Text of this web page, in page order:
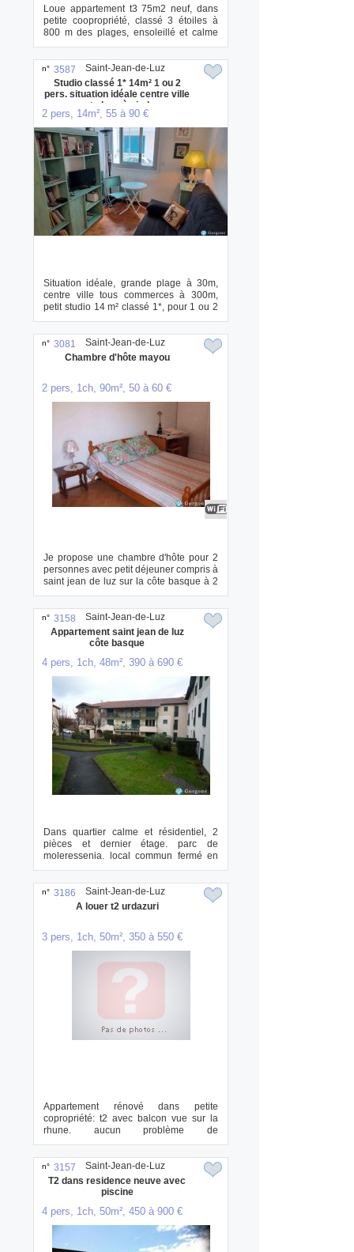
Loue appartement t3 75m2 neuf, dans
petite coopropriété, classé 3 étoiles à
800 m des plages, ensoleillé et calme
avec p...
n° 3587
Studio classé 1* 14m² 1 ou 2
pers. situation idéale centre ville
et plage à pied
2 pers, 14m², 55 à 90 €
Situation idéale, grande plage à 30m,
centre ville tous commerces à 300m,
petit studio 14 m² classé 1*, pour 1 ou 2
pers...
Saint-Jean-de-Luz
n° 3081
Chambre d'hôte mayou
2 pers, 1ch, 90m², 50 à 60 €
Je propose une chambre d'hôte pour 2
personnes avec petit déjeuner compris à
saint jean de luz sur la côte basque à 2
pa...
Saint-Jean-de-Luz
n° 3158
Appartement saint jean de luz
côte basque
4 pers, 1ch, 48m², 390 à 690 €
Dans quartier calme et résidentiel, 2
pièces et dernier étage. parc de
moleressenia. local commun fermé en
rdc. ...
Saint-Jean-de-Luz
n° 3186
A louer t2 urdazuri
3 pers, 1ch, 50m², 350 à 550 €
Appartement rénové dans petite
copropriété: t2 avec balcon vue sur la
rhune. aucun problème de
stationnement.tout commer...
Saint-Jean-de-Luz
n° 3157
T2 dans residence neuve avec
piscine
4 pers, 1ch, 50m², 450 à 900 €
Saint-Jean-de-Luz